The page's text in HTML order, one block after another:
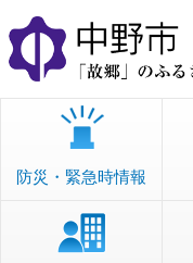
本
文
へ
移
防災・緊急時情報